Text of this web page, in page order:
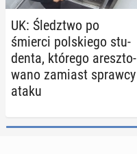
UK: Śledz­two po
śmierci pol­skie­go stu­
den­ta, którego aresz­to­
wa­no zamiast sprawcy
ataku